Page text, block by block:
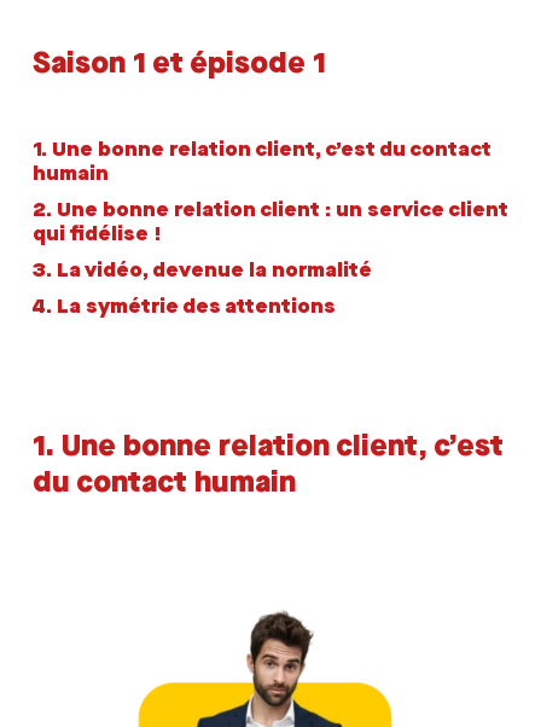
Saison 1 et épisode 1
1.Une bonne relation client, c’est du contact
humain
2.Une bonne relation client : un service client
qui fidélise !
3.La vidéo, devenue la normalité
4.La symétrie des attentions
1. Une bonne relation client, c’est
du contact humain